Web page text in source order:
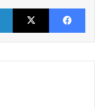
فیس بوک X